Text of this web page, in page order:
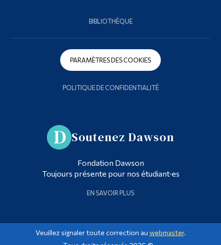
BIBLIOTHÈQUE
PARAMÈTRES DES COOKIES
POLITIQUE DE CONFIDENTIALITÉ
Soutenez Dawson
Fondation Dawson
Toujours présente pour nos étudiant·es
EN SAVOIR PLUS
Veuillez signaler toute correction au webmaster.